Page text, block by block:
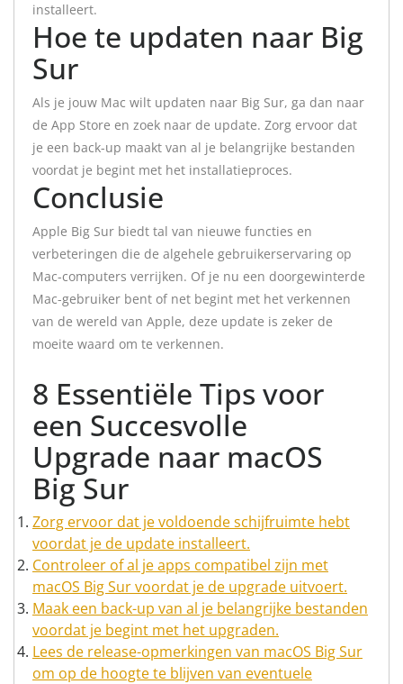
installeert.
Hoe te updaten naar Big
Sur
Als je jouw Mac wilt updaten naar Big Sur, ga dan naar
de App Store en zoek naar de update. Zorg ervoor dat
je een back-up maakt van al je belangrijke bestanden
voordat je begint met het installatieproces.
Conclusie
Apple Big Sur biedt tal van nieuwe functies en
verbeteringen die de algehele gebruikerservaring op
Mac-computers verrijken. Of je nu een doorgewinterde
Mac-gebruiker bent of net begint met het verkennen
van de wereld van Apple, deze update is zeker de
moeite waard om te verkennen.
8 Essentiële Tips voor
een Succesvolle
Upgrade naar macOS
Big Sur
Zorg ervoor dat je voldoende schijfruimte hebt
voordat je de update installeert.
Controleer of al je apps compatibel zijn met
macOS Big Sur voordat je de upgrade uitvoert.
Maak een back-up van al je belangrijke bestanden
voordat je begint met het upgraden.
Lees de release-opmerkingen van macOS Big Sur
om op de hoogte te blijven van eventuele